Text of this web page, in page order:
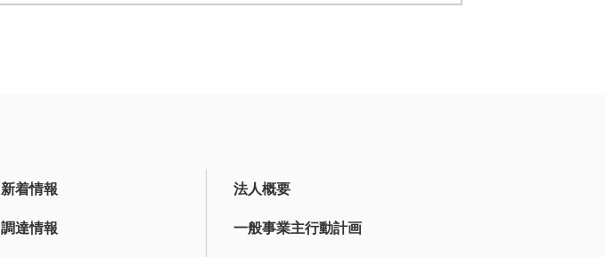
新着情報
調達情報
法人概要
一般事業主行動計画